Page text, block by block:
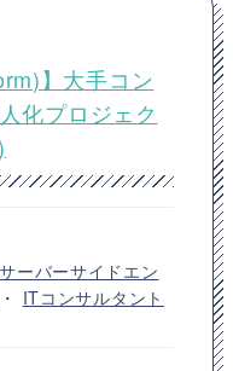
】大手コン
化プロジェク
サーバーサイドエン
・ ITコンサルタント